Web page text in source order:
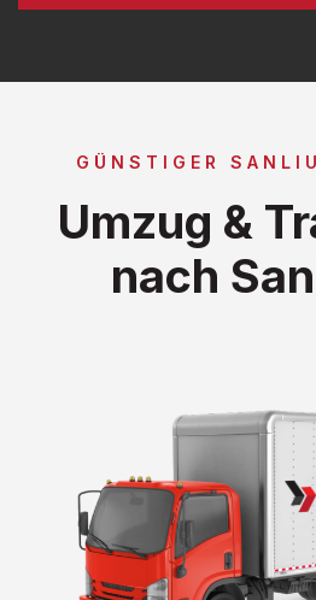
GÜNSTIGER
Umzug &
nach